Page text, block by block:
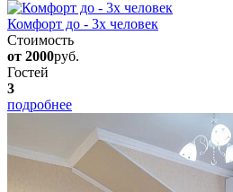
Комфорт до - 3х человек
Стоимость
от 2000руб.
Гостей
3
подробнее